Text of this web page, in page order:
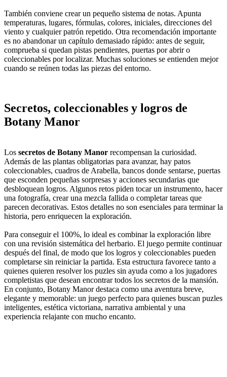
También conviene crear un pequeño sistema de notas. Apunta
temperaturas, lugares, fórmulas, colores, iniciales, direcciones del
viento y cualquier patrón repetido. Otra recomendación importante
es no abandonar un capítulo demasiado rápido: antes de seguir,
comprueba si quedan pistas pendientes, puertas por abrir o
coleccionables por localizar. Muchas soluciones se entienden mejor
cuando se reúnen todas las piezas del entorno.
Secretos, coleccionables y logros de
Botany Manor
Los secretos de Botany Manor recompensan la curiosidad.
Además de las plantas obligatorias para avanzar, hay patos
coleccionables, cuadros de Arabella, bancos donde sentarse, puertas
que esconden pequeñas sorpresas y acciones secundarias que
desbloquean logros. Algunos retos piden tocar un instrumento, hacer
una fotografía, crear una mezcla fallida o completar tareas que
parecen decorativas. Estos detalles no son esenciales para terminar la
historia, pero enriquecen la exploración.
Para conseguir el 100%, lo ideal es combinar la exploración libre
con una revisión sistemática del herbario. El juego permite continuar
después del final, de modo que los logros y coleccionables pueden
completarse sin reiniciar la partida. Esta estructura favorece tanto a
quienes quieren resolver los puzles sin ayuda como a los jugadores
completistas que desean encontrar todos los secretos de la mansión.
En conjunto, Botany Manor destaca como una aventura breve,
elegante y memorable: un juego perfecto para quienes buscan puzles
inteligentes, estética victoriana, narrativa ambiental y una
experiencia relajante con mucho encanto.